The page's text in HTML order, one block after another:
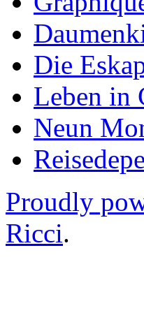
Die
Leben in
Neun
Proudly
Ricci.